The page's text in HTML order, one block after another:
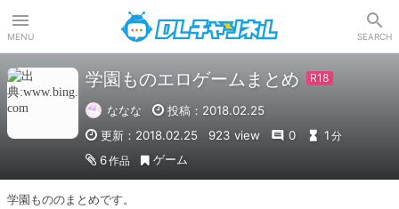
MENU SEARCH
学園ものエロゲームまとめ
ななな
投稿：2018.02.25
更新：2018.02.25
923 view 0 1 分
6作品 ゲーム
学園もののまとめです。